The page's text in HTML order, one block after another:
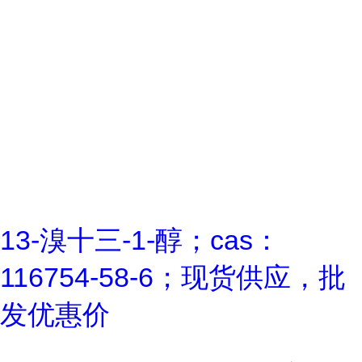
13-溴十三-1-醇；cas：
116754-58-6；现货供应，批
发优惠价